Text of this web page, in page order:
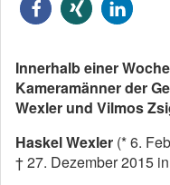
Innerhalb einer
Kameramänner der
Wexler und Vilmos
Haskel Wexler (* 6.
† 27. Dezember 2015